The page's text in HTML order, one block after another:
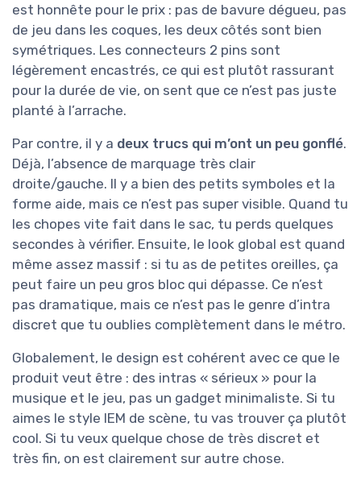
est honnête pour le prix : pas de bavure dégueu, pas
de jeu dans les coques, les deux côtés sont bien
symétriques. Les connecteurs 2 pins sont
légèrement encastrés, ce qui est plutôt rassurant
pour la durée de vie, on sent que ce n’est pas juste
planté à l’arrache.
Par contre, il y a deux trucs qui m’ont un peu gonflé.
Déjà, l’absence de marquage très clair
droite/gauche. Il y a bien des petits symboles et la
forme aide, mais ce n’est pas super visible. Quand tu
les chopes vite fait dans le sac, tu perds quelques
secondes à vérifier. Ensuite, le look global est quand
même assez massif : si tu as de petites oreilles, ça
peut faire un peu gros bloc qui dépasse. Ce n’est
pas dramatique, mais ce n’est pas le genre d’intra
discret que tu oublies complètement dans le métro.
Globalement, le design est cohérent avec ce que le
produit veut être : des intras « sérieux » pour la
musique et le jeu, pas un gadget minimaliste. Si tu
aimes le style IEM de scène, tu vas trouver ça plutôt
cool. Si tu veux quelque chose de très discret et
très fin, on est clairement sur autre chose.